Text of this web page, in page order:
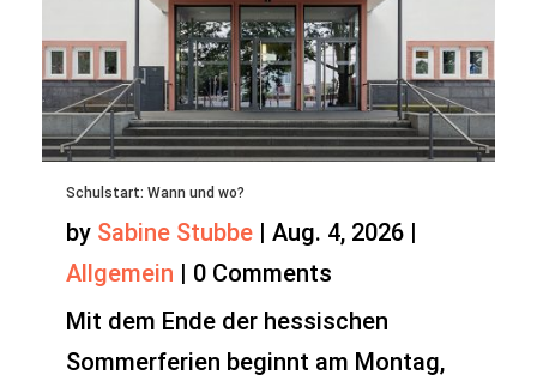
Schulstart: Wann und wo?
by Sabine Stubbe | Aug. 4, 2026 |
Allgemein | 0 Comments
Mit dem Ende der hessischen
Sommerferien beginnt am Montag,